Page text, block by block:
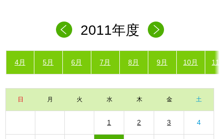
2011年度
4月 5月 6月 7月 8月 9月 10月
日 月 火 水 木 金 土
1 2 3 4